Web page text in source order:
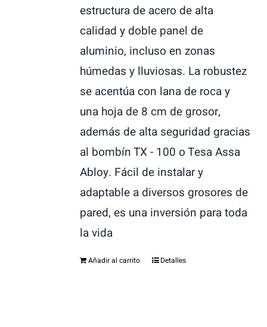
estructura de acero de alta
calidad y doble panel de
aluminio, incluso en zonas
húmedas y lluviosas. La robustez
se acentúa con lana de roca y
una hoja de 8 cm de grosor,
además de alta seguridad gracias
al bombín TX - 100 o Tesa Assa
Abloy. Fácil de instalar y
adaptable a diversos grosores de
pared, es una inversión para toda
la vida
Añadir al carrito Detalles